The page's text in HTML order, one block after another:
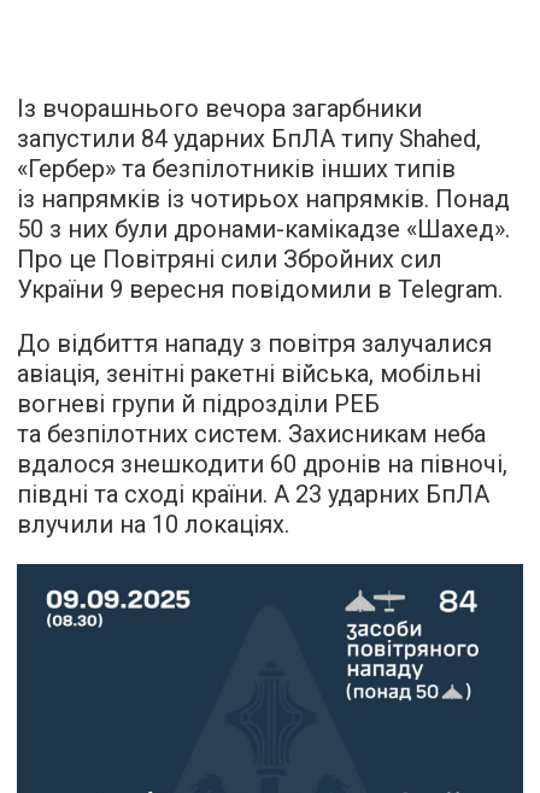
Із вчорашнього вечора загарбники
запустили 84 ударних БпЛА типу Shahed,
«Гербер» та безпілотників інших типів
із напрямків із чотирьох напрямків. Понад
50 з них були дронами-камікадзе «Шахед».
Про це Повітряні сили Збройних сил
України 9 вересня повідомили в Telegram.
До відбиття нападу з повітря залучалися
авіація, зенітні ракетні війська, мобільні
вогневі групи й підрозділи РЕБ
та безпілотних систем. Захисникам неба
вдалося знешкодити 60 дронів на півночі,
півдні та сході країни. А 23 ударних БпЛА
влучили на 10 локаціях.